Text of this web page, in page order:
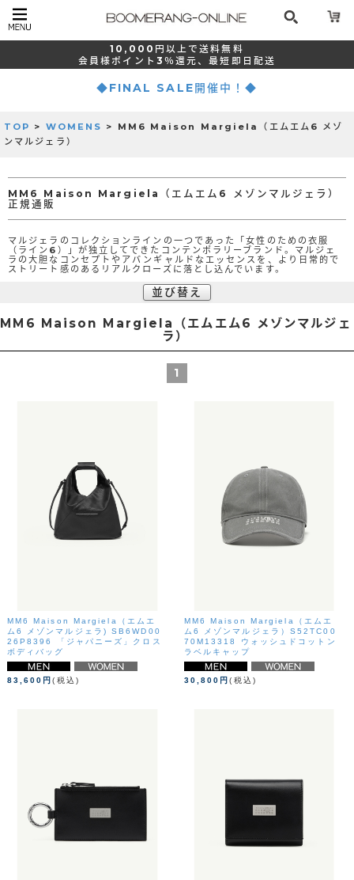
10,000 円以上で送料無料
会員様ポイント 3％還元、最短 即日配送
◆FINAL SALE開催中！◆
TOP > WOMENS > MM6 Maison Margiela（エムエム6 メゾ
ンマルジェラ）
MM6 Maison Margiela（エムエム6 メゾンマルジェラ）
正規通販
マルジェラのコレクションラインの一つであった「女性のための衣服
（ライン6）」が独立してできたコンテンポラリーブランド。マルジェ
ラの大胆なコンセプトやアバンギャルドなエッセンスを、より日常的で
ストリート感のあるリアルクローズに落とし込んでいます。
並び替え
MM6 Maison Margiela（エムエム6 メゾンマルジェ
ラ）
1
MM6 Maison Margiela（エムエ
ム6 メゾンマルジェラ) SB6WD00
26P8396 「ジャパニーズ」クロス
ボディバッグ
83,600円(税込)
MM6 Maison Margiela（エムエ
ム6 メゾンマルジェラ）S52TC00
70M13318 ウォッシュドコットン
ラベルキャップ
30,800円(税込)